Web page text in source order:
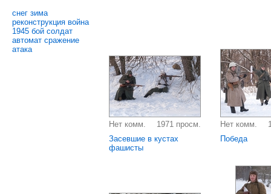
снег зима
реконструкция война
1945 бой солдат
автомат сражение
атака
Нет комм.
1971 просм.
Засевшие в кустах
фашисты
Нет комм.
Победа